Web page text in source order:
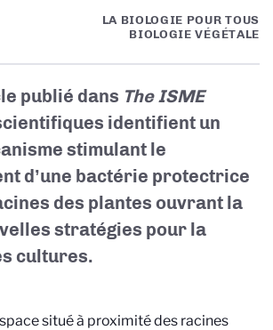
LA BIOLOGIE POUR TOUS
BIOLOGIE VÉGÉTALE
publié dans The ISME
identifient un
stimulant le
d’une bactérie protectrice
des plantes ouvrant la
stratégies pour la
cultures.
situé à proximité des racines